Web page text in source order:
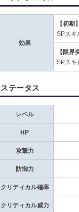
効果
【初期】
SPスキ
【限界
SPスキ
ステータス
レベル
HP
攻撃力
防御力
クリティカル確率
クリティカル威力